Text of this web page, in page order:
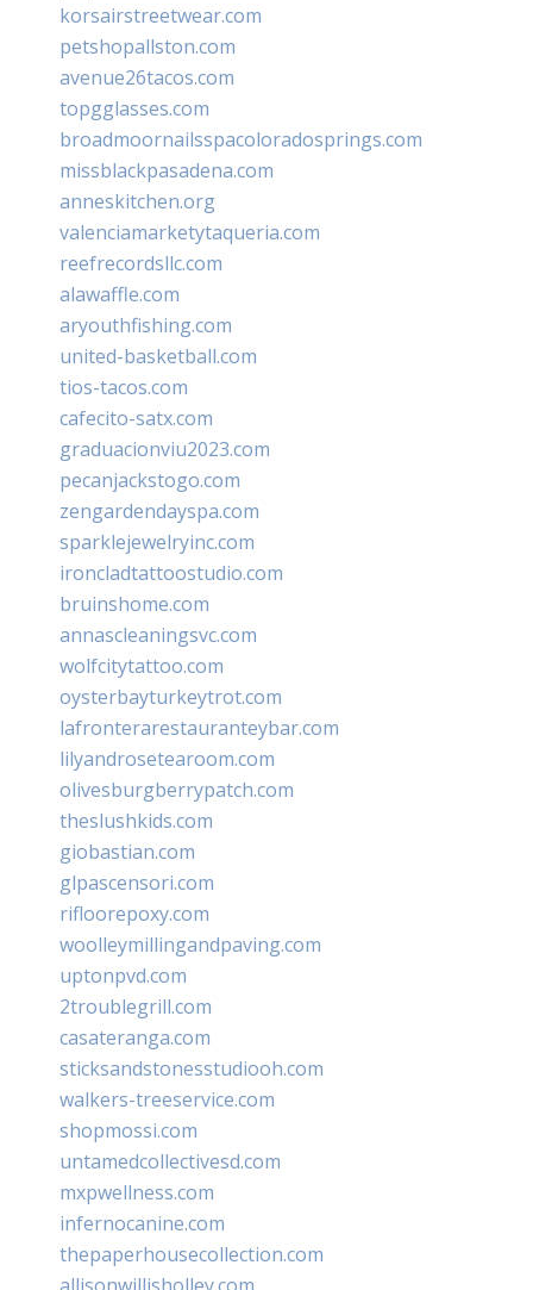
korsairstreetwear.com
petshopallston.com
avenue26tacos.com
topgglasses.com
broadmoornailsspacoloradosprings.com
missblackpasadena.com
anneskitchen.org
valenciamarketytaqueria.com
reefrecordsllc.com
alawaffle.com
aryouthfishing.com
united-basketball.com
tios-tacos.com
cafecito-satx.com
graduacionviu2023.com
pecanjackstogo.com
zengardendayspa.com
sparklejewelryinc.com
ironcladtattoostudio.com
bruinshome.com
annascleaningsvc.com
wolfcitytattoo.com
oysterbayturkeytrot.com
lafronterarestauranteybar.com
lilyandrosetearoom.com
olivesburgberrypatch.com
theslushkids.com
giobastian.com
glpascensori.com
rifloorepoxy.com
woolleymillingandpaving.com
uptonpvd.com
2troublegrill.com
casateranga.com
sticksandstonesstudiooh.com
walkers-treeservice.com
shopmossi.com
untamedcollectivesd.com
mxpwellness.com
infernocanine.com
thepaperhousecollection.com